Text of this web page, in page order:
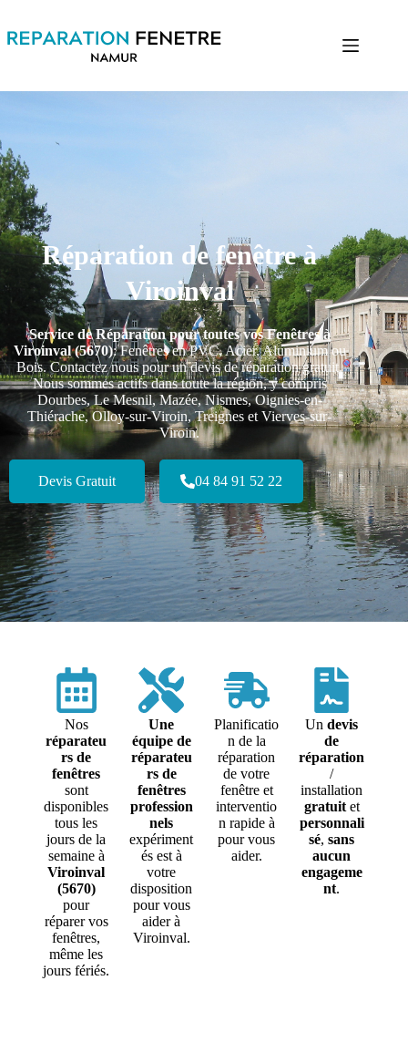
Réparation de fenêtre à
Viroinval
Service de Réparation pour toutes vos Fenêtres à
Viroinval (5670): Fenêtres en PVC, Acier, Aluminium ou
Bois. Contactez nous pour un devis de réparation gratuit.
Nous sommes actifs dans toute la région, y compris
Dourbes, Le Mesnil, Mazée, Nismes, Oignies-en-
Thiérache, Olloy-sur-Viroin, Treignes et Vierves-sur-
Viroin.
Devis Gratuit 04 84 91 52 22
Nos
réparateu
rs de
fenêtres
sont
disponibles
tous les
jours de la
semaine à
Viroinval
(5670)
pour
réparer vos
fenêtres,
même les
jours fériés.
Une
équipe de
réparateu
rs de
fenêtres
profession
nels
expériment
és est à
votre
disposition
pour vous
aider à
Viroinval.
Planificatio
n de la
réparation
de votre
fenêtre et
interventio
n rapide à
pour vous
aider.
Undevis
de
réparation
/
installation
gratuitet
personnali
sé,sans
aucun
engageme
nt.